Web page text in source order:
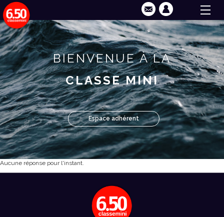
BIENVENUE À LA
CLASSE MINI
Espace adhérent
Aucune réponse pour l'instant.